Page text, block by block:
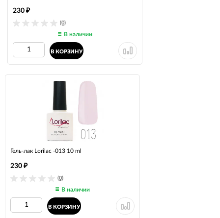
(0)
230 ₽
В наличии
В КОРЗИНУ
Гель-лак Lorilac -013 10 ml
(0)
230 ₽
В наличии
В КОРЗИНУ